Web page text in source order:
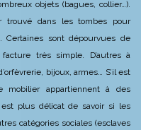
objets (bagues, collier…).
trouvé dans les tombes pour
sont dépourvues de
très simple. D’autres à
bijoux,armes…
S’il est
mobilier appartiennent à des
est plus délicat de savoir si les
catégories sociales (esclaves